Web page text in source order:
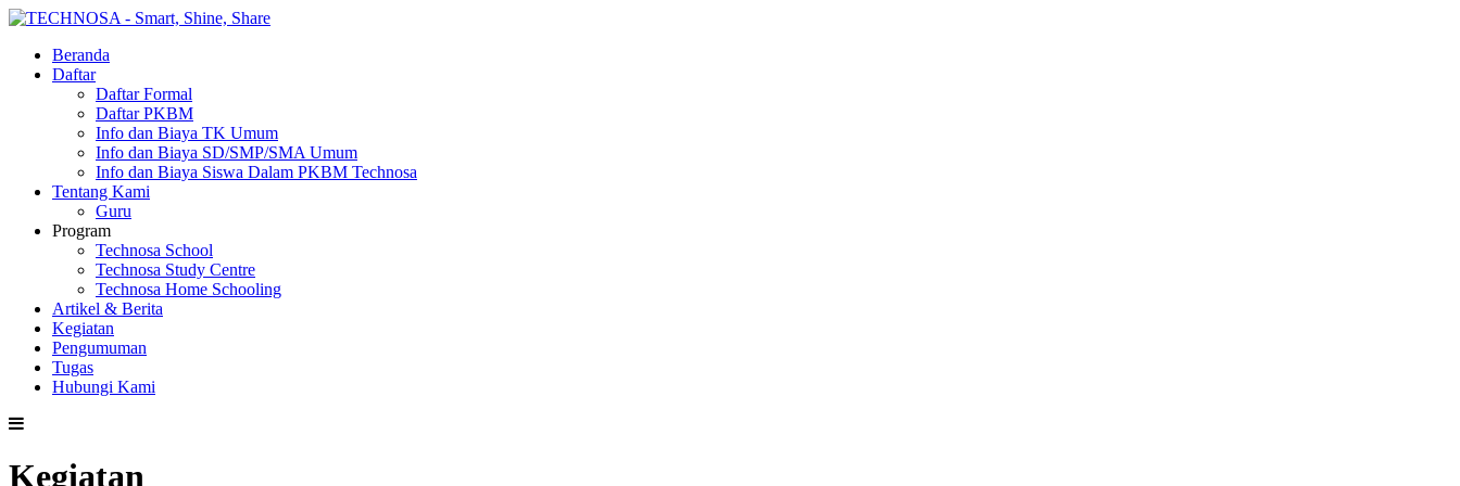
Beranda
Daftar
Daftar Formal
Daftar PKBM
Info dan Biaya TK Umum
Info dan Biaya SD/SMP/SMA Umum
Info dan Biaya Siswa Dalam PKBM Technosa
Tentang Kami
Guru
Program
Technosa School
Technosa Study Centre
Technosa Home Schooling
Artikel & Berita
Kegiatan
Pengumuman
Tugas
Hubungi Kami
Kegiatan